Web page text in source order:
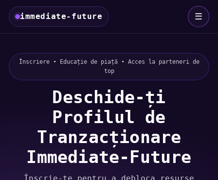
immediate-future ☰
Înscriere • Educație de piață • Acces la parteneri de
top
Deschide-ți
Profilul de
Tranzacționare
Immediate-Future